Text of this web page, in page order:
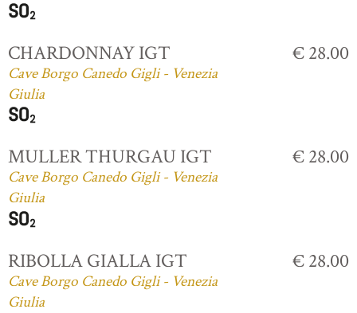
CHARDONNAY IGT
Cave Borgo Canedo Gigli - Venezia
Giulia
€ 28.00
MULLER THURGAU IGT
Cave Borgo Canedo Gigli - Venezia
Giulia
€ 28.00
RIBOLLA GIALLA IGT
Cave Borgo Canedo Gigli - Venezia
Giulia
€ 28.00